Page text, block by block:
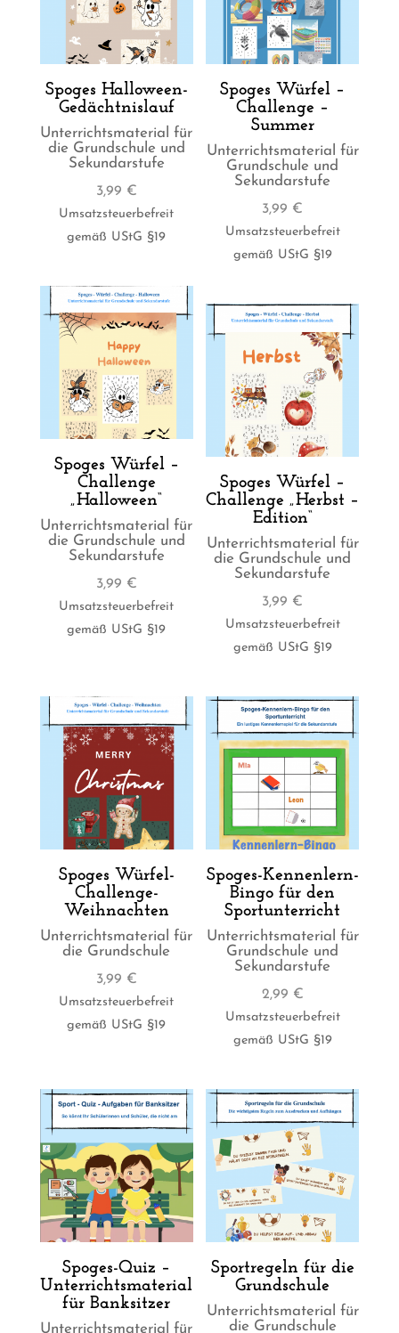
Spoges Halloween-
Gedächtnislauf
Unterrichtsmaterial für
die Grundschule und
Sekundarstufe
3,99 €
Umsatzsteuerbefreit
gemäß UStG §19
Spoges Würfel –
Challenge –
Summer
Unterrichtsmaterial für
Grundschule und
Sekundarstufe
3,99 €
Umsatzsteuerbefreit
gemäß UStG §19
Spoges Würfel –
Challenge
„Halloween“
Unterrichtsmaterial für
die Grundschule und
Sekundarstufe
3,99 €
Umsatzsteuerbefreit
gemäß UStG §19
Spoges Würfel –
Challenge „Herbst –
Edition“
Unterrichtsmaterial für
die Grundschule und
Sekundarstufe
3,99 €
Umsatzsteuerbefreit
gemäß UStG §19
Spoges Würfel-
Challenge-
Weihnachten
Unterrichtsmaterial für
die Grundschule
3,99 €
Umsatzsteuerbefreit
gemäß UStG §19
Spoges-Kennenlern-
Bingo für den
Sportunterricht
Unterrichtsmaterial für
Grundschule und
Sekundarstufe
2,99 €
Umsatzsteuerbefreit
gemäß UStG §19
Spoges-Quiz –
Unterrichtsmaterial
für Banksitzer
Unterrichtsmaterial für
Sportregeln für die
Grundschule
Unterrichtsmaterial für
die Grundschule